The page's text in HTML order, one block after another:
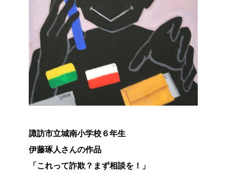
諏訪市立城南小学校６年生
伊藤琢人さんの作品
「これって詐欺？まず相談を！」